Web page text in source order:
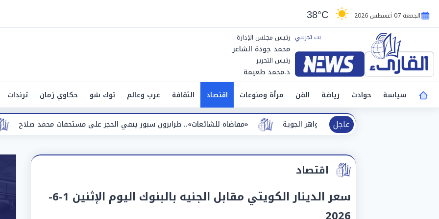
الجمعة 07 أغسطس 2026 38°C
رئيس مجلس الإدارة
محمد جودة الشاعر
رئيس التحرير
د.محمد طعيمة
سياسة
حوادث رياضة الفن مرأة ومنوعات اقتصاد الثقافة عرب وعالم توك شو حكاوي زمان ترندات
عاجل
«الأرصاد» تعلن «مقاضاة للشائعات».. طرابزون سبور ينفي الحجز على مستحقات محمد صلاح
اقتصاد
سعر الدينار الكويتي مقابل الجنيه بالبنوك اليوم الإثنين 1-6-